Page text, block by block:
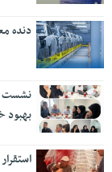
دنده
نشست
بهبود